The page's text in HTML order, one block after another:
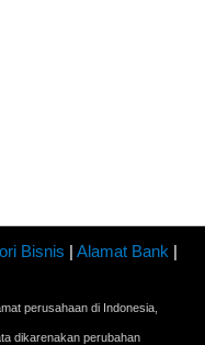
Bisnis | Alamat Bank |
perusahaan di Indonesia,
dikarenakan perubahan